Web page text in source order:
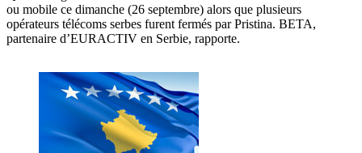
ou mobile ce dimanche (26 septembre) alors que plusieurs
opérateurs télécoms serbes furent fermés par Pristina. BETA,
partenaire d’EURACTIV en Serbie, rapporte.